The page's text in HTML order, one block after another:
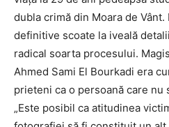
dubla crimă din Moara de
definitive scoate la iveală
radical soarta procesului.
Ahmed Sami El Bourkadi era
prieteni ca o persoană care
„Este posibil ca atitudinea